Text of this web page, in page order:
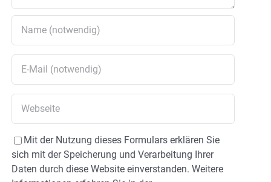
Mit der Nutzung dieses Formulars erklären Sie
sich mit der Speicherung und Verarbeitung Ihrer
Daten durch diese Website einverstanden. Weitere